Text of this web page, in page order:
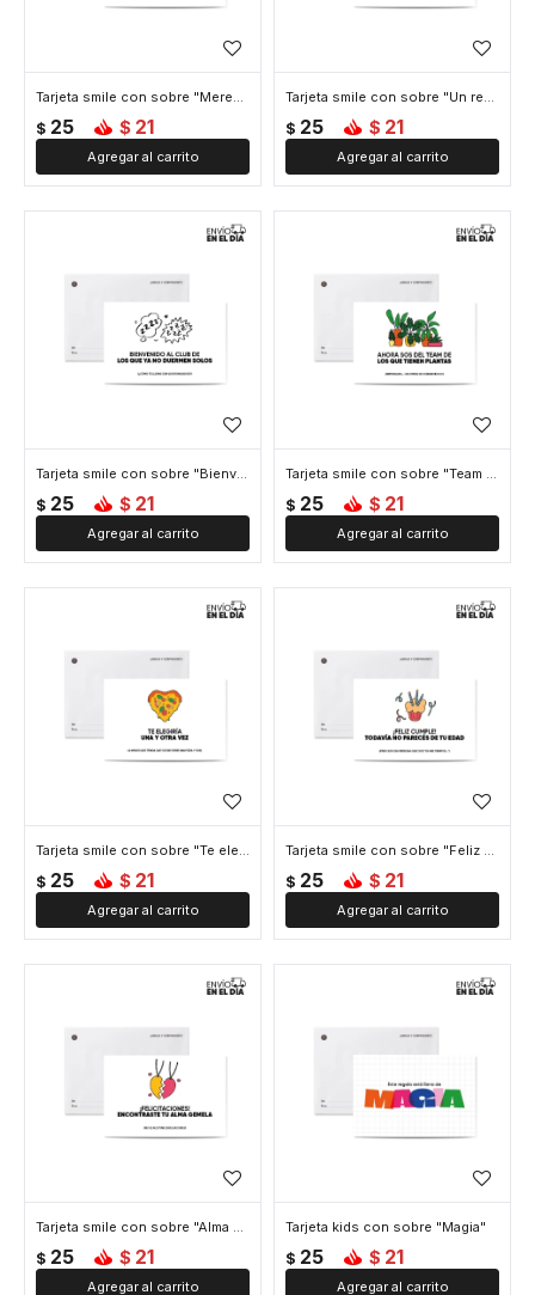
Tarjeta smile con sobre "Merecidas vacaciones"
$ 25 $ 21
Tarjeta smile con sobre "Un renglon mas"
$ 25 $ 21
Tarjeta smile con sobre "Bienvenido al club"
$ 25 $ 21
Tarjeta smile con sobre "Team plantas"
$ 25 $ 21
Tarjeta smile con sobre "Te elegiría"
$ 25 $ 21
Tarjeta smile con sobre "Feliz cumple"
$ 25 $ 21
Tarjeta smile con sobre "Alma gemela"
$ 25 $ 21
Tarjeta kids con sobre "Magia"
$ 25 $ 21